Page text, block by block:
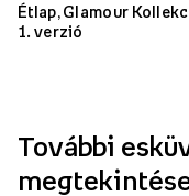
Étlap, Glamour
1. verzió
További